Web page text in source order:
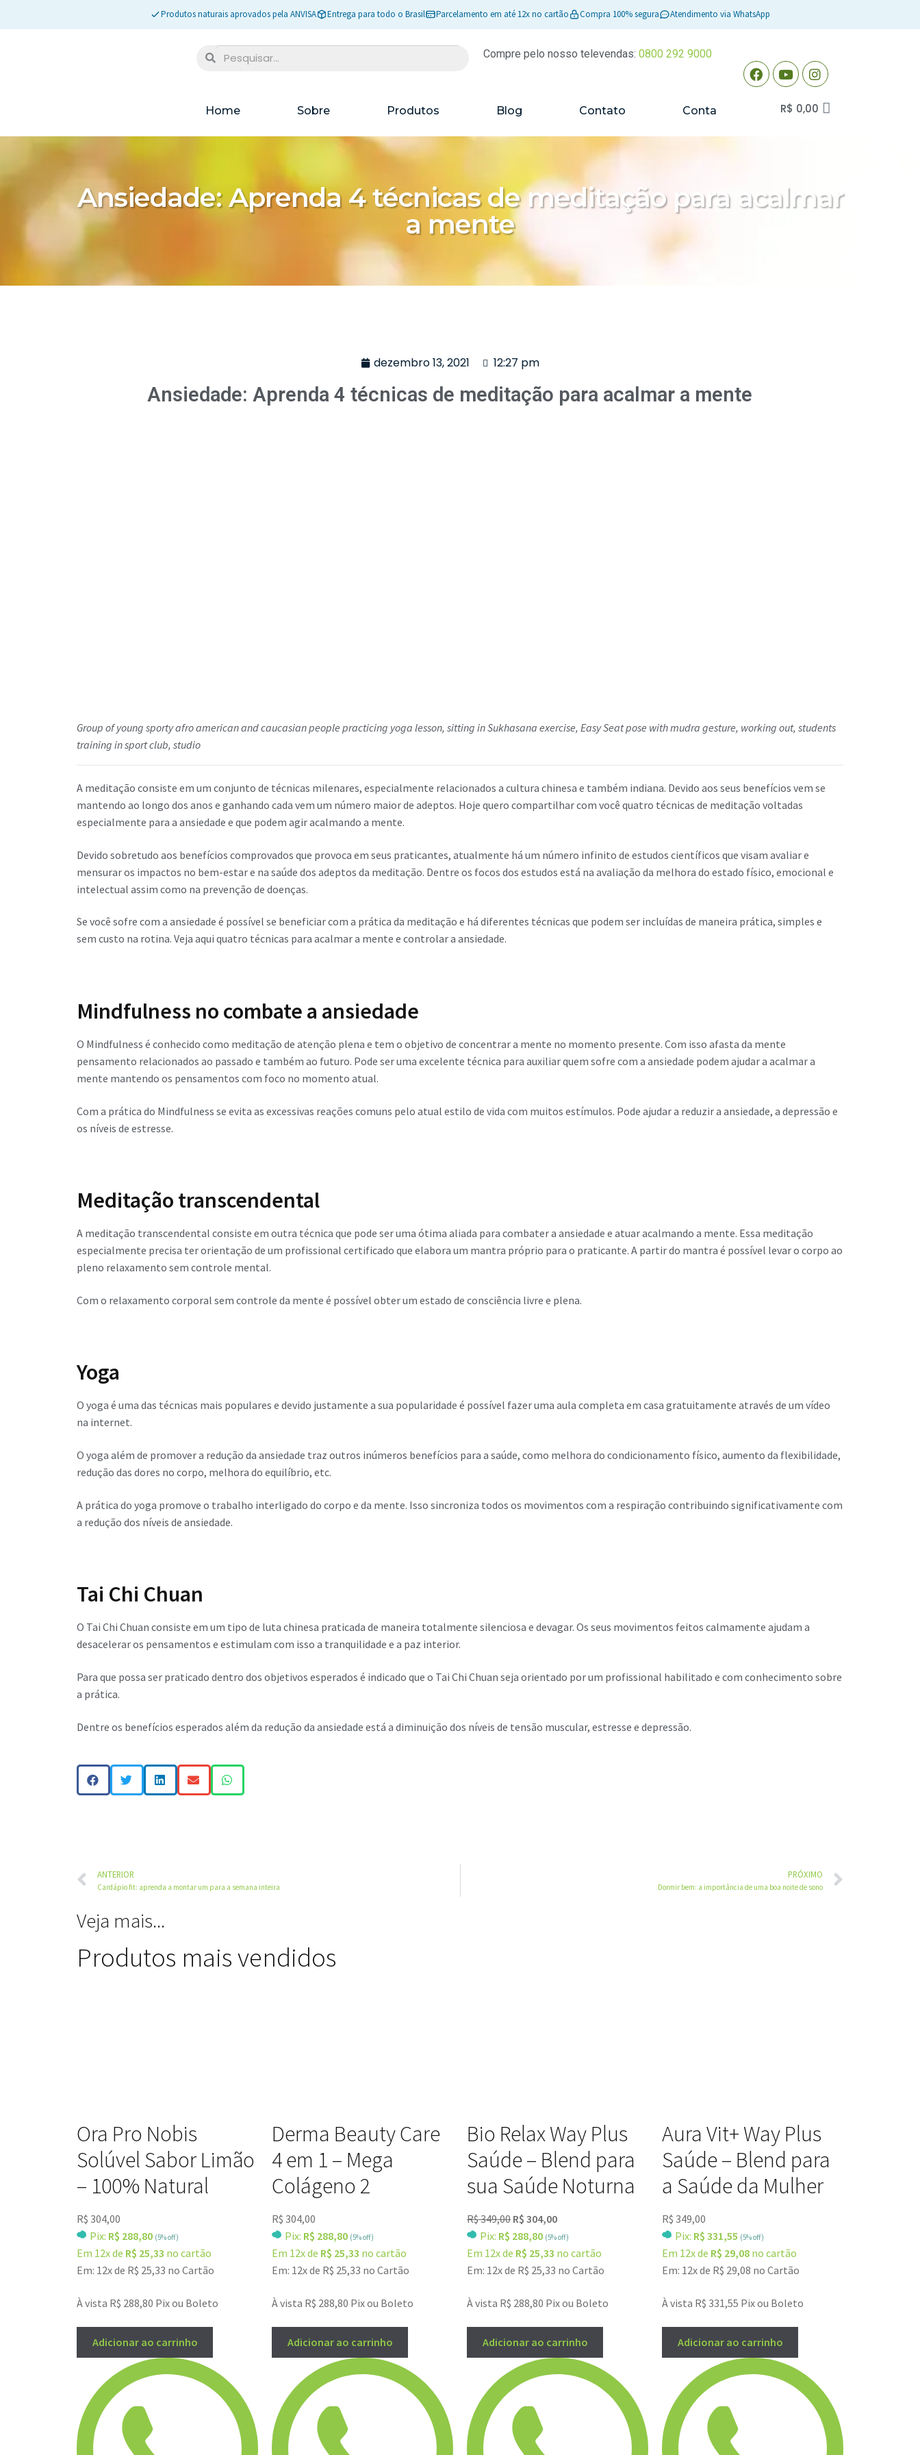
Produtos naturais aprovados pela ANVISA Entrega para todo o Brasil Parcelamento em até 12x no cartão Compra 100% segura Atendimento via WhatsApp
Compre pelo nosso televendas:0800 292 9000
Home Sobre Produtos Blog Contato Conta R$ 0,00
Ansiedade: Aprenda 4 técnicas de meditação para acalmar
a mente
dezembro 13, 2021 12:27 pm
Ansiedade: Aprenda 4 técnicas de meditação para acalmar a mente
Group of young sporty afro american and caucasian people practicing yoga lesson, sitting in Sukhasana exercise, Easy Seat pose with mudra gesture, working out, students
training in sport club, studio
A meditação consiste em um conjunto de técnicas milenares, especialmente relacionados a cultura chinesa e também indiana. Devido aos seus benefícios vem se
mantendo ao longo dos anos e ganhando cada vem um número maior de adeptos. Hoje quero compartilhar com você quatro técnicas de meditação voltadas
especialmente para a ansiedade e que podem agir acalmando a mente.
Devido sobretudo aos benefícios comprovados que provoca em seus praticantes, atualmente há um número infinito de estudos científicos que visam avaliar e
mensurar os impactos no bem-estar e na saúde dos adeptos da meditação. Dentre os focos dos estudos está na avaliação da melhora do estado físico, emocional e
intelectual assim como na prevenção de doenças.
Se você sofre com a ansiedade é possível se beneficiar com a prática da meditação e há diferentes técnicas que podem ser incluídas de maneira prática, simples e
sem custo na rotina. Veja aqui quatro técnicas para acalmar a mente e controlar a ansiedade.
Mindfulness no combate a ansiedade
O Mindfulness é conhecido como meditação de atenção plena e tem o objetivo de concentrar a mente no momento presente. Com isso afasta da mente
pensamento relacionados ao passado e também ao futuro. Pode ser uma excelente técnica para auxiliar quem sofre com a ansiedade podem ajudar a acalmar a
mente mantendo os pensamentos com foco no momento atual.
Com a prática do Mindfulness se evita as excessivas reações comuns pelo atual estilo de vida com muitos estímulos. Pode ajudar a reduzir a ansiedade, a depressão e
os níveis de estresse.
Meditação transcendental
A meditação transcendental consiste em outra técnica que pode ser uma ótima aliada para combater a ansiedade e atuar acalmando a mente. Essa meditação
especialmente precisa ter orientação de um profissional certificado que elabora um mantra próprio para o praticante. A partir do mantra é possível levar o corpo ao
pleno relaxamento sem controle mental.
Com o relaxamento corporal sem controle da mente é possível obter um estado de consciência livre e plena.
Yoga
O yoga é uma das técnicas mais populares e devido justamente a sua popularidade é possível fazer uma aula completa em casa gratuitamente através de um vídeo
na internet.
O yoga além de promover a redução da ansiedade traz outros inúmeros benefícios para a saúde, como melhora do condicionamento físico, aumento da flexibilidade,
redução das dores no corpo, melhora do equilíbrio, etc.
A prática do yoga promove o trabalho interligado do corpo e da mente. Isso sincroniza todos os movimentos com a respiração contribuindo significativamente com
a redução dos níveis de ansiedade.
Tai Chi Chuan
O Tai Chi Chuan consiste em um tipo de luta chinesa praticada de maneira totalmente silenciosa e devagar. Os seus movimentos feitos calmamente ajudam a
desacelerar os pensamentos e estimulam com isso a tranquilidade e a paz interior.
Para que possa ser praticado dentro dos objetivos esperados é indicado que o Tai Chi Chuan seja orientado por um profissional habilitado e com conhecimento sobre
a prática.
Dentre os benefícios esperados além da redução da ansiedade está a diminuição dos níveis de tensão muscular, estresse e depressão.
ANTERIOR
Cardápio fit: aprenda a montar um para a semana inteira
PRÓXIMO
Dormir bem: a importância de uma boa noite de sono
Veja mais...
Produtos mais vendidos
Ora Pro Nobis
Solúvel Sabor Limão
– 100% Natural
R$ 304,00
Pix: R$ 288,80 (5% off)
Em 12x de R$ 25,33 no cartão
Em: 12x de R$ 25,33 no Cartão
À vista R$ 288,80 Pix ou Boleto
Adicionar ao carrinho
Derma Beauty Care
4 em 1 – Mega
Colágeno 2
R$ 304,00
Pix: R$ 288,80 (5% off)
Em 12x de R$ 25,33 no cartão
Em: 12x de R$ 25,33 no Cartão
À vista R$ 288,80 Pix ou Boleto
Adicionar ao carrinho
Bio Relax Way Plus
Saúde – Blend para
sua Saúde Noturna
R$349,00 R$ 304,00
Pix: R$ 288,80 (5% off)
Em 12x de R$ 25,33 no cartão
Em: 12x de R$ 25,33 no Cartão
À vista R$ 288,80 Pix ou Boleto
Adicionar ao carrinho
Aura Vit+ Way Plus
Saúde – Blend para
a Saúde da Mulher
R$ 349,00
Pix: R$ 331,55 (5% off)
Em 12x de R$ 29,08 no cartão
Em: 12x de R$ 29,08 no Cartão
À vista R$ 331,55 Pix ou Boleto
Adicionar ao carrinho